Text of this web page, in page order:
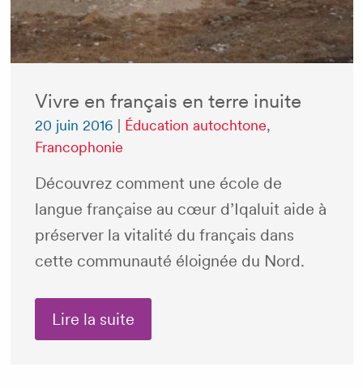
Vivre en français en terre inuite
20 juin 2016 Éducation autochtone,
Francophonie
Découvrez comment une école de
langue française au cœur d’Iqaluit aide à
préserver la vitalité du français dans
cette communauté éloignée du Nord.
Lire la suite